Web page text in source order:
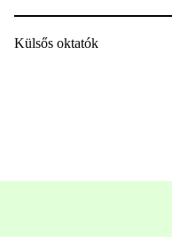
Külsős oktatók